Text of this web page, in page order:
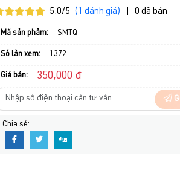
5.0/5 (1 đánh giá) 0 đã bán
Mã sản phẩm: SMTQ
Số lần xem: 1372
Giá bán: 350,000 đ
Chia sẻ: